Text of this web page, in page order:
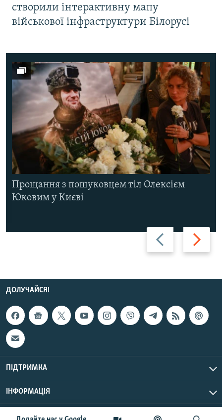
створили інтерактивну мапу
військової інфраструктури Білорусі
Назад Вперед
Прощання з пошуковцем тіл Олексієм
Юковим у Києві
ДОЛУЧАЙСЯ!
ПІДТРИМКА
ІНФОРМАЦІЯ
© Радіо Свобода, 2026 | Усі права застережено.
UTC+3